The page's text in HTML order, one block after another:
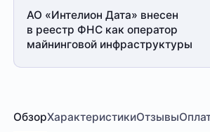
АО «Интелион Дата» внесен
в реестр ФНС как оператор
майнинговой инфраструктуры
ОбзорХарактеристикиОтзывы